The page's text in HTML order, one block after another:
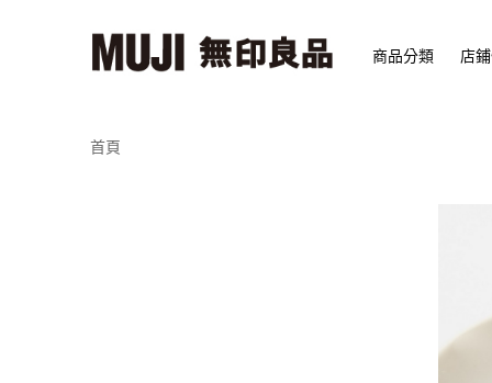
商品分類 店
首頁